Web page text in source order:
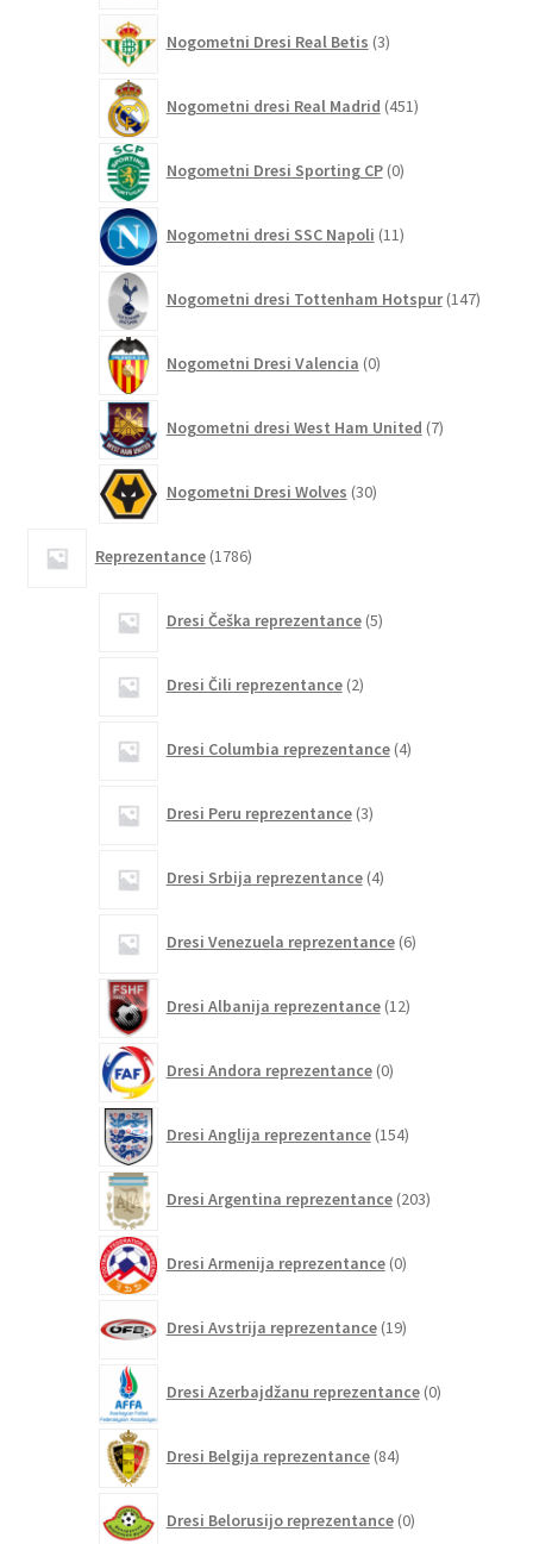
Nogometni Dresi Real Betis 3izdelki
Nogometni dresi Real Madrid 451izdelkov
Nogometni Dresi Sporting CP 0izdelkov
Nogometni dresi SSC Napoli 11izdelkov
Nogometni dresi Tottenham Hotspur 147
Nogometni Dresi Valencia 0izdelkov
Nogometni dresi West Ham United 7izdelkov
Nogometni Dresi Wolves 30izdelkov
Reprezentance 1786izdelkov
Dresi Češka reprezentance 5izdelkov
Dresi Čili reprezentance 2izdelka
Dresi Columbia reprezentance 4izdelki
Dresi Peru reprezentance 3izdelki
Dresi Srbija reprezentance 4izdelki
Dresi Venezuela reprezentance 6izdelkov
Dresi Albanija reprezentance 12izdelkov
Dresi Andora reprezentance 0izdelkov
Dresi Anglija reprezentance 154izdelkov
Dresi Argentina reprezentance 203izdelki
Dresi Armenija reprezentance 0izdelkov
Dresi Avstrija reprezentance 19izdelkov
Dresi Azerbajdžanu reprezentance 0izdelkov
Dresi Belgija reprezentance 84izdelkov
Dresi Belorusijo reprezentance 0izdelkov